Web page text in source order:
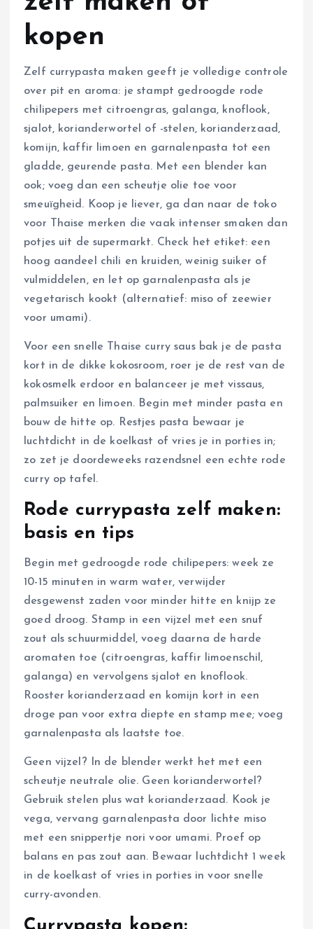
kopen
Zelf currypasta maken geeft je volledige controle
over pit en aroma: je stampt gedroogde rode
chilipepers met citroengras, galanga, knoflook,
sjalot, korianderwortel of -stelen, korianderzaad,
komijn, kaffir limoen en garnalenpasta tot een
gladde, geurende pasta. Met een blender kan
ook; voeg dan een scheutje olie toe voor
smeuïgheid. Koop je liever, ga dan naar de toko
voor Thaise merken die vaak intenser smaken dan
potjes uit de supermarkt. Check het etiket: een
hoog aandeel chili en kruiden, weinig suiker of
vulmiddelen, en let op garnalenpasta als je
vegetarisch kookt (alternatief: miso of zeewier
voor umami).
Voor een snelle Thaise curry saus bak je de pasta
kort in de dikke kokosroom, roer je de rest van de
kokosmelk erdoor en balanceer je met vissaus,
palmsuiker en limoen. Begin met minder pasta en
bouw de hitte op. Restjes pasta bewaar je
luchtdicht in de koelkast of vries je in porties in;
zo zet je doordeweeks razendsnel een echte rode
curry op tafel.
Rode currypasta zelf maken:
basis en tips
Begin met gedroogde rode chilipepers: week ze
10-15 minuten in warm water, verwijder
desgewenst zaden voor minder hitte en knijp ze
goed droog. Stamp in een vijzel met een snuf
zout als schuurmiddel, voeg daarna de harde
aromaten toe (citroengras, kaffir limoenschil,
galanga) en vervolgens sjalot en knoflook.
Rooster korianderzaad en komijn kort in een
droge pan voor extra diepte en stamp mee; voeg
garnalenpasta als laatste toe.
Geen vijzel? In de blender werkt het met een
scheutje neutrale olie. Geen korianderwortel?
Gebruik stelen plus wat korianderzaad. Kook je
vega, vervang garnalenpasta door lichte miso
met een snippertje nori voor umami. Proef op
balans en pas zout aan. Bewaar luchtdicht 1 week
in de koelkast of vries in porties in voor snelle
curry-avonden.